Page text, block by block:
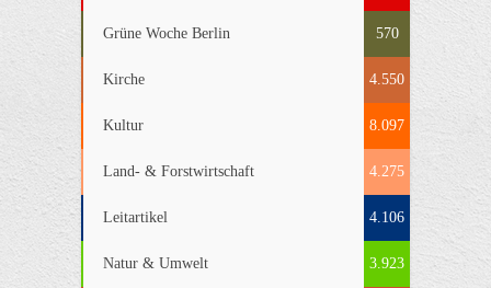
Grüne Woche Berlin 570
Kirche 4.550
Kultur 8.097
Land- & Forstwirtschaft 4.275
Leitartikel 4.106
Natur & Umwelt 3.923